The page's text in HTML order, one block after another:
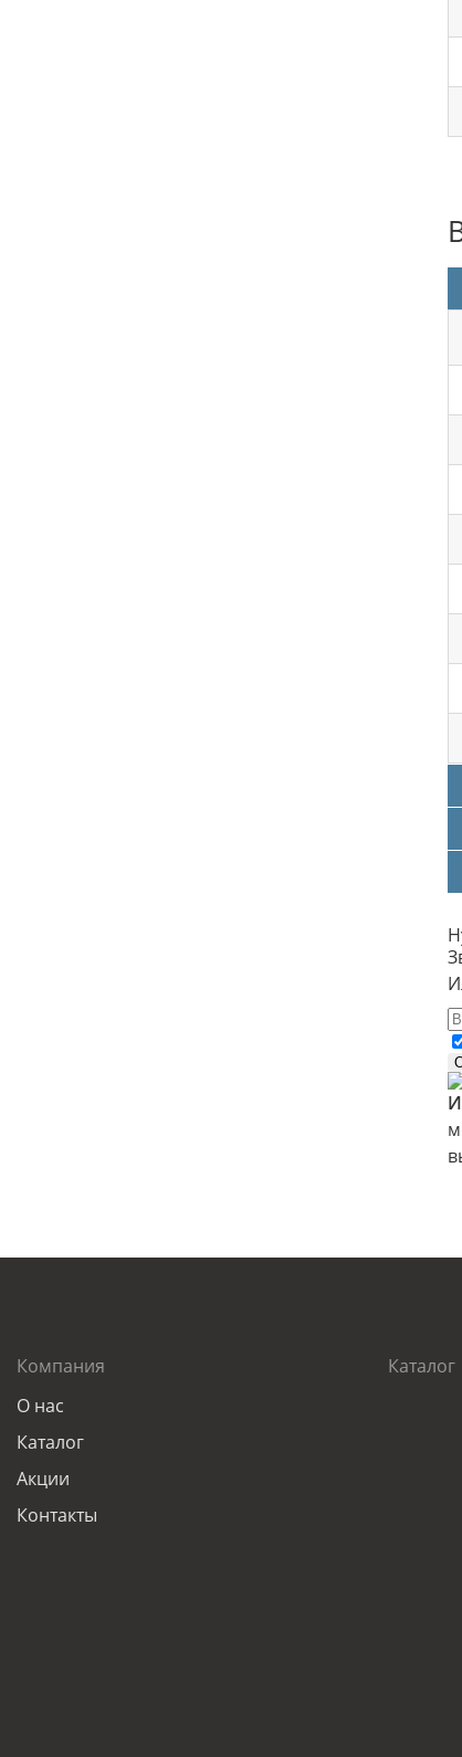
Компания
О нас
Каталог
Акции
Контакты
Каталог